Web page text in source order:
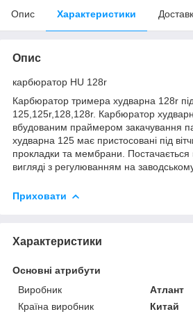
Опис Характеристики
Опис
карбюратор HU 128r
Карбюратор тримера худварна 128r
125,125r,128,128r. Карбюратор
вбудованим праймером закачування
худварна 125 має пристосовані під
прокладки та мембрани. Постачається
вигляді з регулюванням на заводському
Приховати
Характеристики
Основні атрибути
Виробник
Атлант
Країна виробник
Китай